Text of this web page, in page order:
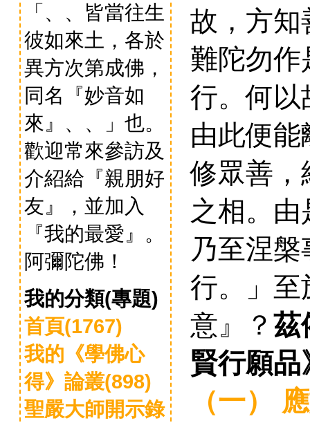
「、、皆當往生
彼如來土，各於
異方次第成佛，
同名『妙音如
來』、、」也。
歡迎常來參訪及
介紹給『親朋好
友』，並加入
『我的最愛』。
阿彌陀佛！
我的分類(專題)
首頁(1767)
我的《學佛心
得》論叢(898)
聖嚴大師開示錄
故，方知
難陀勿作
行。何以
由此便
修眾善，
之相。
乃至涅
行。」至
意』？ 茲
賢行願
（一）